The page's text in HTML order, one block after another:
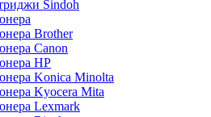
Sindoh
Brother
Canon
HP
Konica Minolta
Kyocera Mita
Lexmark